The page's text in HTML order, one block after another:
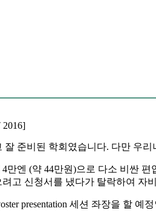
2016]
잘 준비된 학회였습니다. 다만 우
만엔 (약 44만원)으로 다소 비싼
고 신청서를 냈다가 탈락하여 자
presentation 세션 좌장을 할